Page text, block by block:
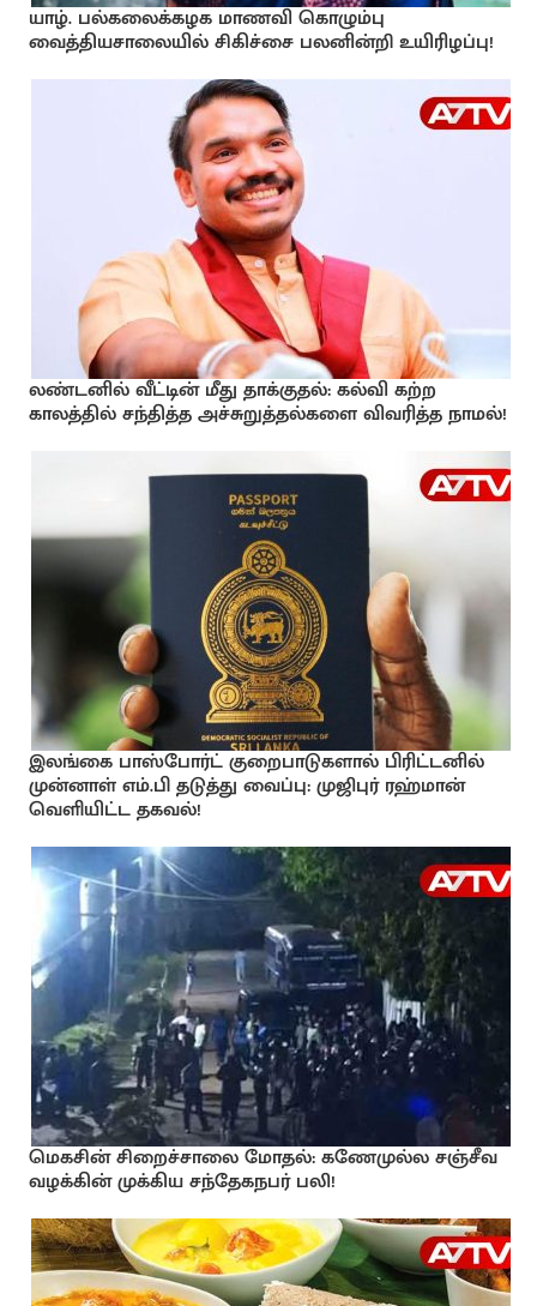
யாழ். பல்கலைக்கழக மாணவி கொழும்பு
வைத்தியசாலையில் சிகிச்சை பலனின்றி உயிரிழப்பு!
லண்டனில் வீட்டின் மீது தாக்குதல்: கல்வி கற்ற
காலத்தில் சந்தித்த அச்சுறுத்தல்களை விவரித்த நாமல்!
இலங்கை பாஸ்போர்ட் குறைபாடுகளால் பிரிட்டனில்
முன்னாள் எம்.பி தடுத்து வைப்பு: முஜிபுர் ரஹ்மான்
வெளியிட்ட தகவல்!
மெகசின் சிறைச்சாலை மோதல்: கணேமுல்ல சஞ்சீவ
வழக்கின் முக்கிய சந்தேகநபர் பலி!